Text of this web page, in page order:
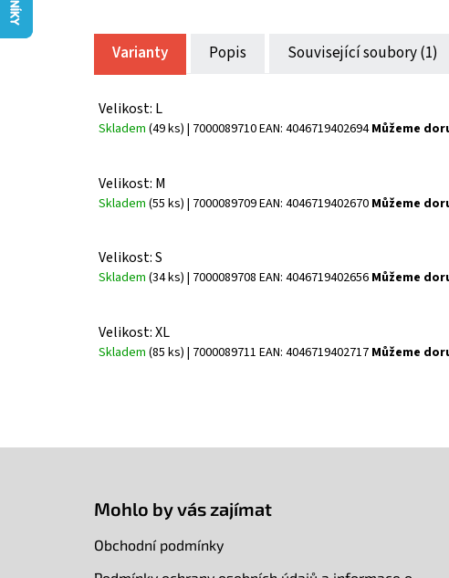
Varianty Popis Související soubory (1)
Velikost: L
Skladem (49 ks) | 7000089710EAN: 4046719402694 Můžeme
Velikost: M
Skladem (55 ks) | 7000089709EAN: 4046719402670 Můžeme
Velikost: S
Skladem (34 ks) | 7000089708 EAN: 4046719402656 Můžeme
Velikost: XL
Skladem (85 ks) | 7000089711 EAN: 4046719402717 Můžeme
Mohlo by vás zajímat
Obchodní podmínky